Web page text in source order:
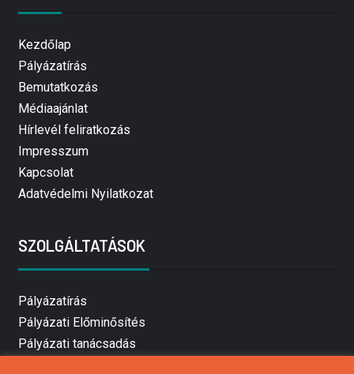
Kezdőlap
Pályázatírás
Bemutatkozás
Médiaajánlat
Hírlevél feliratkozás
Impresszum
Kapcsolat
Adatvédelmi Nyilatkozat
SZOLGÁLTATÁSOK
Pályázatírás
Pályázati Előminősítés
Pályázati tanácsadás